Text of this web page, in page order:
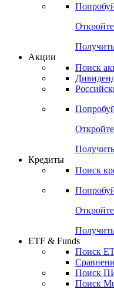
Акции
Поиск
Кредиты
Поиск
ETF & Funds
Поиск
Поиск
Поиск